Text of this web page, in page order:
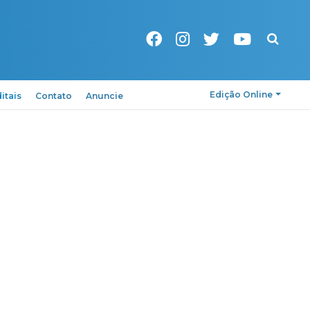
Pesquisa
Contato Anuncie Edição Online